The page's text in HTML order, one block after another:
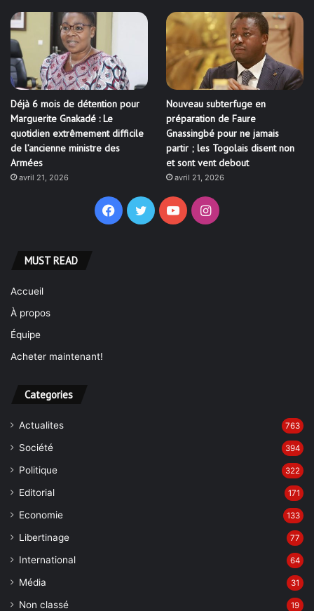
Déjà 6 mois de détention pour
Marguerite Gnakadé : Le
quotidien extrêmement difficile
de l’ancienne ministre des
Armées
avril 21, 2026
Nouveau subterfuge en
préparation de Faure
Gnassingbé pour ne jamais
partir ; les Togolais disent non
et sont vent debout
avril 21, 2026
Facebook
TwitterYouTubeInstagram
MUST READ
Accueil
À propos
Équipe
Acheter maintenant!
Categories
Actualites 763
Société 394
Politique 322
Editorial 171
Economie 133
Libertinage 77
International 64
Média 31
Non classé 19